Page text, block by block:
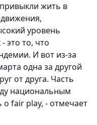
жить в
уровень
это то, что
И вот из-за
одна за другой
от друга. Часть
национальным
о fair play, - отмечает